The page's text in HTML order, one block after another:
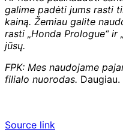
galime padėti jums rasti
kainą. Žemiau galite
rasti „Honda Prologue“ ir
jūsų.
FPK: Mes naudojame
filialo nuorodas. Daugiau.
Source link